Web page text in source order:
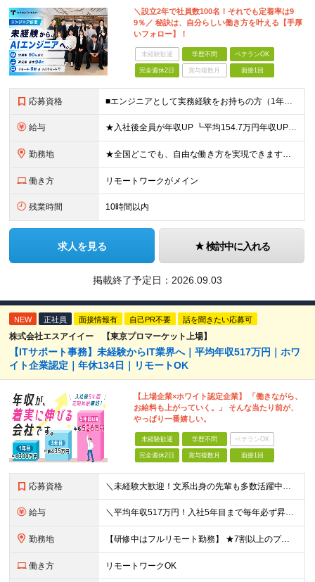
＼設立2年で社員数100名！それでも定着率は9
9％／ 秘訣は、自分らしい働き方を叶える【手厚
いフォロー】！
未経験歓迎 学歴不問 ベテランOK
完全週休2日 賞与複数月 面接1回
応募資格 ■エンジニアとして実務経験をお持ちの方（1年以上） ■学歴不問 ■既卒・第二新卒OK ☆Tech Labの事業内容、ビジョンに共感できる⽅はぜひご応募ください！ ☆意欲重視の採用です！ 「経歴に自信
給与 ★入社後全員が年収UP ┗平均154.7万円年収UP！ ┗最大380万円UPの実績も 月給35万円～100万円＋決算賞与＋各種手当 【 給与イメージ 】 ■経験1年以上…月給35万円～＋決算賞与
勤務地 ★全国どこでも、自由な働き方を実現できます！ 全国のプロジェクト先やフルリモート環境での勤務も可能です。 ＼自由度の高い働き方、叶えます／ ・フルリモートで働きたい ・ハイブリットに働きたい ・家庭
働き方 リモートワークがメイン
残業時間 10時間以内
求人を見る 検討中に入れる
掲載終了予定日： 2026.09.03
NEW 正社員 面接情報有 自己PR不要 話を聞きたい応募可
株式会社エスアイイー 【東京プロマーケット上場】
【ITサポート事務】未経験からIT業界へ｜平均年収517万円｜ホワ
イト企業認定｜年休134日｜リモートOK
【上場企業×ホワイト認定企業】 「働きながら、
お給料も上がっていく。」 そんな当たり前が、
やっぱり一番嬉しい。
未経験歓迎 学歴不問 ベテランOK
完全週休2日 賞与複数月 面接1回
応募資格 ＼未経験大歓迎！文系出身の先輩も多数活躍中／ ◆PCスキルに自信のない方も歓迎 ◆完全未経験OK ◆社会人デビューもOK ◆学歴不問 「働きながら少しずつ専門スキルを身につけたい」という意欲重視の採
給与 ＼平均年収517万円！入社5年目まで毎年必ず昇給／ ■賞与年3回 ■年収800万円以上も可 ■入社3年以上の平均年収469.2万円 月給23万2000円以上＋賞与年3回＋各種手当 ☆入社5年目まで最
勤務地 【研修中はフルリモート勤務】 ★7割以上のプロジェクトでリモートワークを導入 ★一都三県のプロジェクト先 ★転居を伴う転勤なし ＜プロジェクト先＞ 東京・神奈川・千葉・埼玉でのプロジェクト先にて勤務
働き方 リモートワークOK